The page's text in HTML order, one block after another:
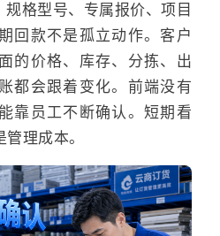
格型号、专属报价、项目
回款不是孤立动作。客户
的价格、库存、分拣、出
都会跟着变化。前端没有
靠员工不断确认。短期看
理成本。